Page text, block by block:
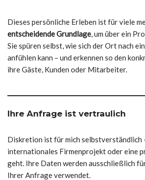
Dieses persönliche Erleben ist für viele
entscheidende Grundlage , um über ein
Sie spüren selbst, wie sich der Ort nach
anfühlen kann – und erkennen so den
ihre Gäste, Kunden oder Mitarbeiter.
Ihre Anfrage ist vertraulich
Diskretion ist für mich selbstverständlich
internationales Firmenprojekt oder eine
geht. Ihre Daten werden ausschließlich
Ihrer Anfrage verwendet.